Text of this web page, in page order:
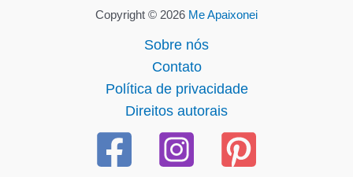
Copyright © 2026 Me Apaixonei
Sobre nós
Contato
Política de privacidade
Direitos autorais